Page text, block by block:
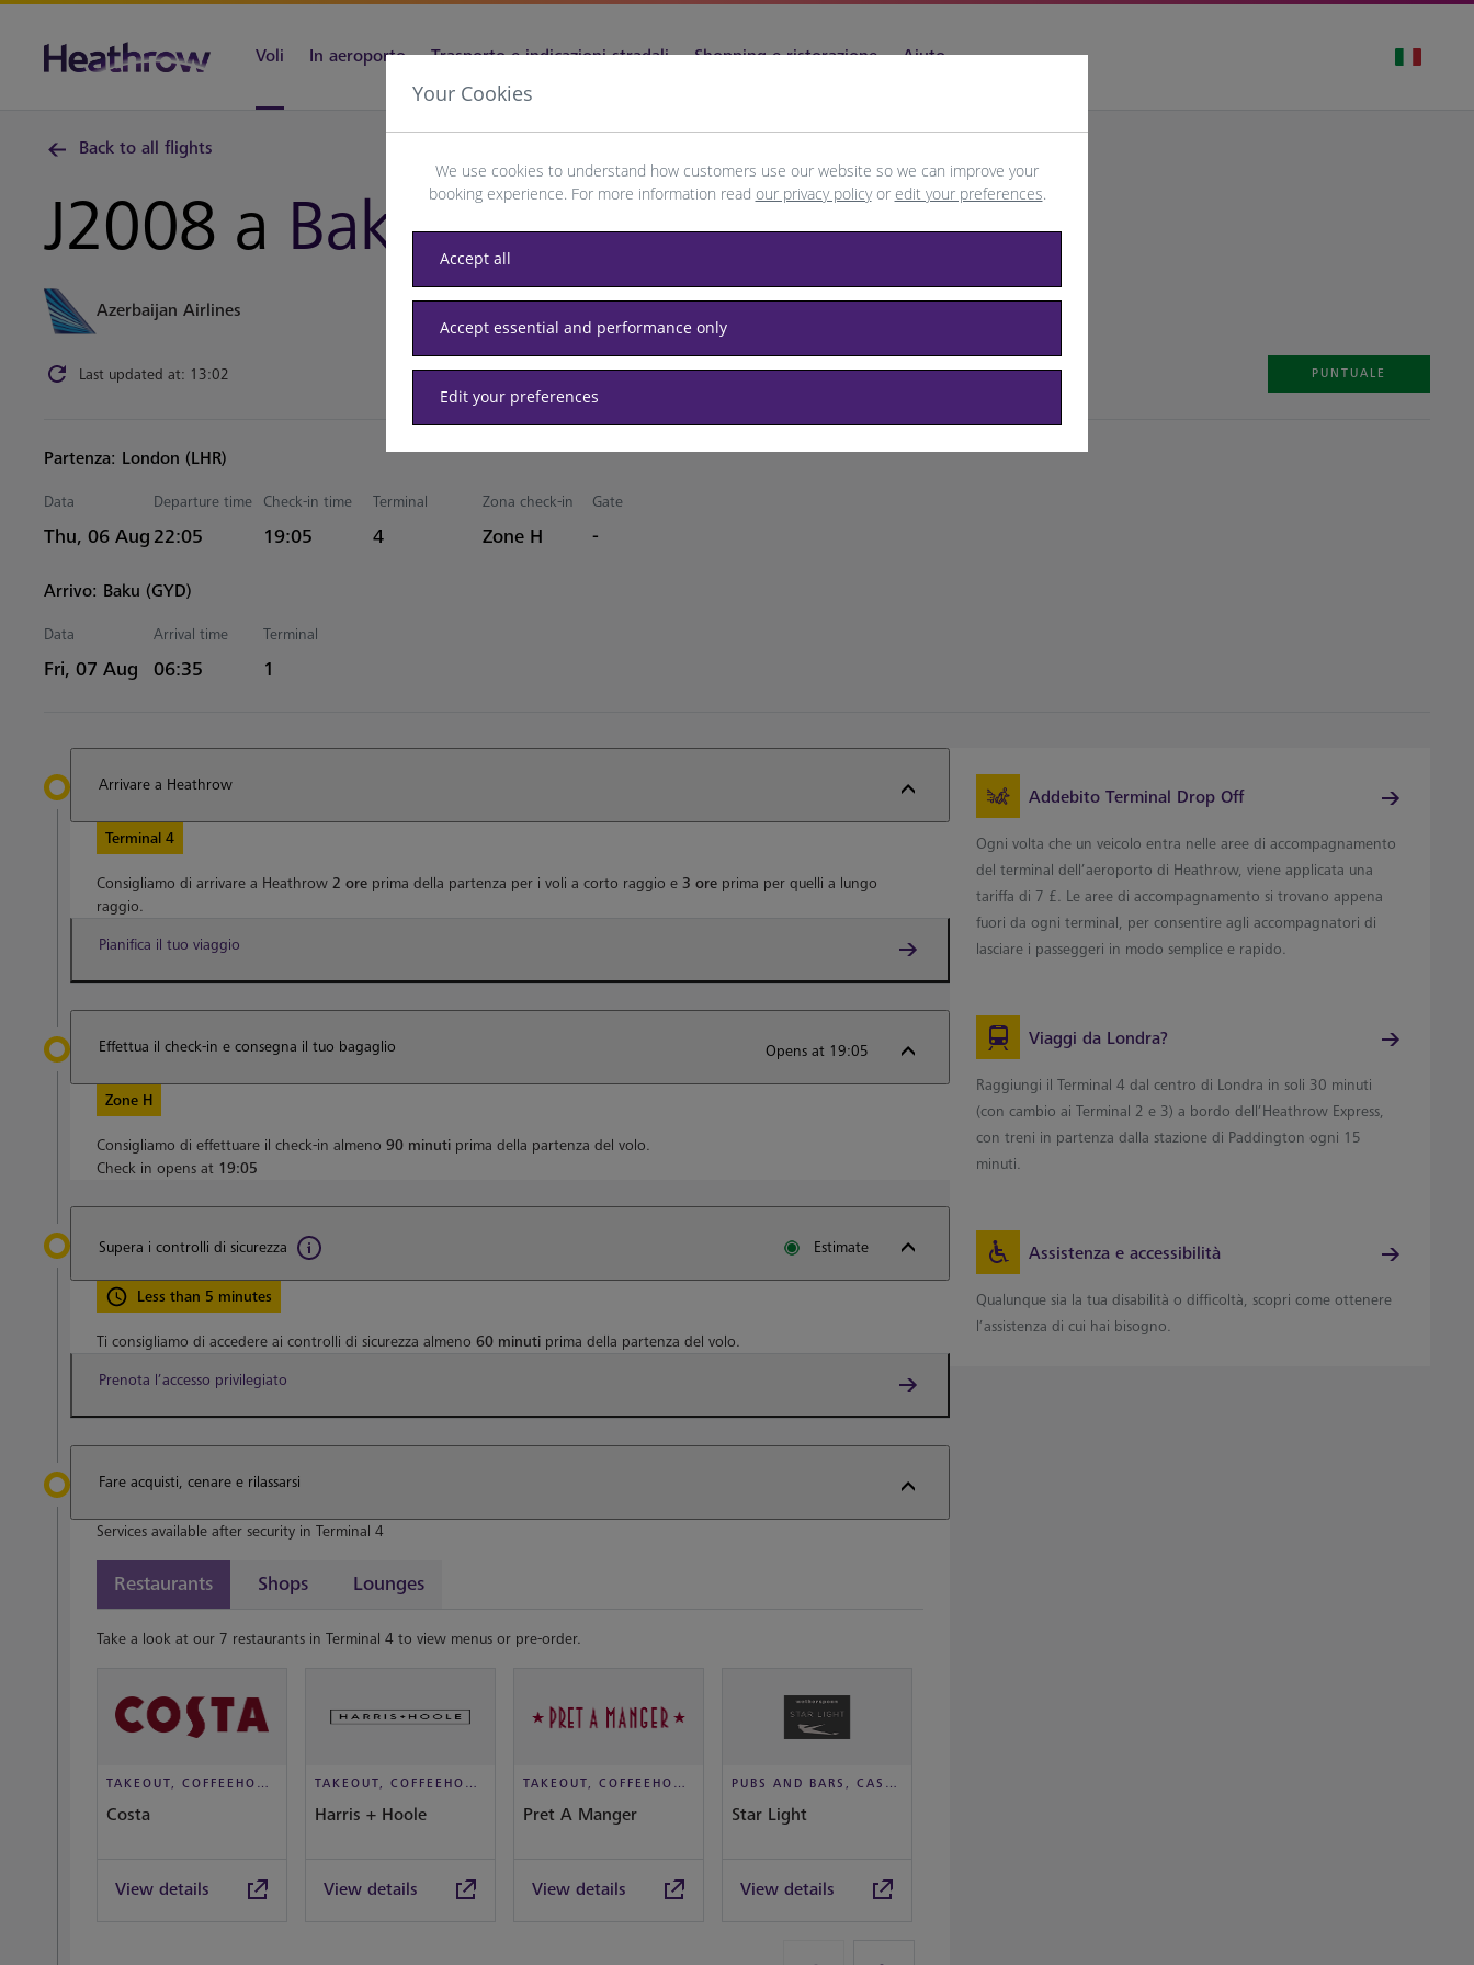
Voli In aeroporto Trasporto e indicazioni stradali Shopping e ristorazione Aiuto
Back to all flights
J2008 a Baku
Azerbaijan Airlines
Last updated at: 13:02 PUNTUALE
Partenza: London (LHR)
Data
Thu, 06 Aug
Departure time
Estimated Tempo
22:05
Check-in time
19:05
Terminal
4
Zona check-in
Zone H
Gate
-
Arrivo: Baku (GYD)
Data
Fri, 07 Aug
Arrival time
Estimated Tempo
06:35
Terminal
1
Arrivare a Heathrow
Terminal 4
Consigliamo di arrivare a Heathrow 2 ore prima della partenza per i voli a corto raggio e 3 ore prima per quelli a lungo
raggio.
Pianifica il tuo viaggio
Effettua il check-in e consegna il tuo bagaglio Opens at 19:05
Zone H
Consigliamo di effettuare il check-in almeno 90 minuti prima della partenza del volo.
Check in opens at 19:05
Supera i controlli di sicurezza Estimate
Less than 5 minutes
Ti consigliamo di accedere ai controlli di sicurezza almeno 60 minuti prima della partenza del volo.
Prenota l’accesso privilegiato
Fare acquisti, cenare e rilassarsi
Services available after security in Terminal 4
Restaurants Shops Lounges
Take a look at our 7 restaurants in Terminal 4 to view menus or pre-order.
TAKEOUT, COFFEEHOUSE AND CAFÉ
Costa
View details
TAKEOUT, COFFEEHOUSE AND CAFÉ
Harris + Hoole
View details
TAKEOUT, COFFEEHOUSE AND CAFÉ
Pret A Manger
View details
PUBS AND BARS, CASUAL DINING
Star Light
View details
Addebito Terminal Drop Off
Ogni volta che un veicolo entra nelle aree di accompagnamento
del terminal dell’aeroporto di Heathrow, viene applicata una
tariffa di 7 £. Le aree di accompagnamento si trovano appena
fuori da ogni terminal, per consentire agli accompagnatori di
lasciare i passeggeri in modo semplice e rapido.
Viaggi da Londra?
Raggiungi il Terminal 4 dal centro di Londra in soli 30 minuti
(con cambio ai Terminal 2 e 3) a bordo dell’Heathrow Express,
con treni in partenza dalla stazione di Paddington ogni 15
minuti.
Assistenza e accessibilità
Qualunque sia la tua disabilità o difficoltà, scopri come ottenere
l’assistenza di cui hai bisogno.
Your Cookies
We use cookies to understand how customers use our website so we can improve your
booking experience. For more information read our privacy policyor edit your preferences.
Accept all
Accept essential and performance only
Edit your preferences